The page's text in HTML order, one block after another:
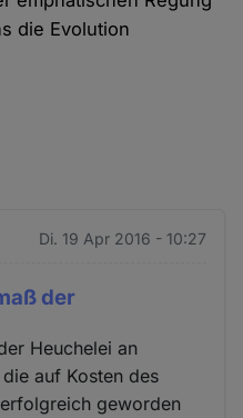
die Evolution
Di. 19 Apr 2016 - 10:27
der
Heuchelei an
auf Kosten des
geworden